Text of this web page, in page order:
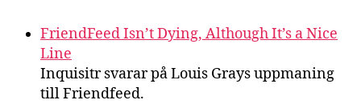
FriendFeed Isn’t Dying, Although It’s a Nice
Line
Inquisitr svarar på Louis Grays uppmaning
till Friendfeed.